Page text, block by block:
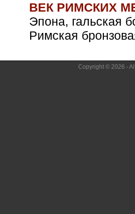
ВЕК РИМСКИХ
Эпона, гальская
Римская
Copyright © 2026 -